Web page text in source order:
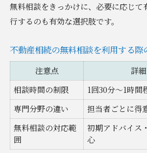
無料相談をきっかけに、必要に応じて
行するのも有効な選択肢です。
不動産相続の無料相談を利用する際
注意点
詳
相談時間の制限
1回30分～1時間
専門分野の違い
担当者ごとに得
無料相談の対応範
囲
初期アドバイス
心